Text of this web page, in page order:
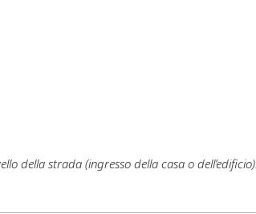
della strada (ingresso della casa o dell’edificio).